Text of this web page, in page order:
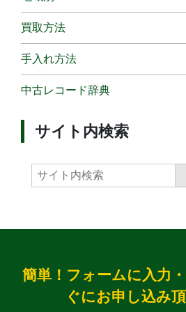
買取方法
手入れ方法
中古レコード辞典
サイト内検索
簡単！フォームに入力
ぐにお申し込み